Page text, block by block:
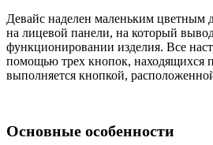
Девайс наделен маленьким цветным
на лицевой панели, на который
функционировании изделия. Все
помощью трех кнопок, находящихся
выполняется кнопкой,
Основные особенности